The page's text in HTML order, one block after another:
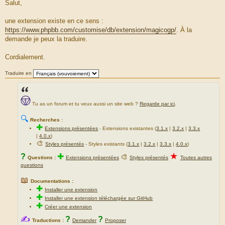
s
g
e
Salut,
une extension existe en ce sens :
https://www.phpbb.com/customise/db/extension/magicogp/. À la
demande je peux la traduire.
Cordialement.
Traduire en
Tu as un forum et tu veux aussi un site web ? Regarde par ici
🔍 Recherches :
✚Extensions présentées -Extensions existantes (3.1.x |3.2.x |3.3.x
|4.0.x)
🎨Styles présentés - Styles existants (3.1.x |3.2.x |3.3.x |4.0.x)
? Questions : ✚ Extensions présentées 🎨 Styles présentés ★ Toutes autres
questions
📖 Documentations :
✚ Installer une extension
✚ Installer une extension téléchargée sur GitHub
✚Créer une extension
✍ Traductions : ? Demander ? Proposer